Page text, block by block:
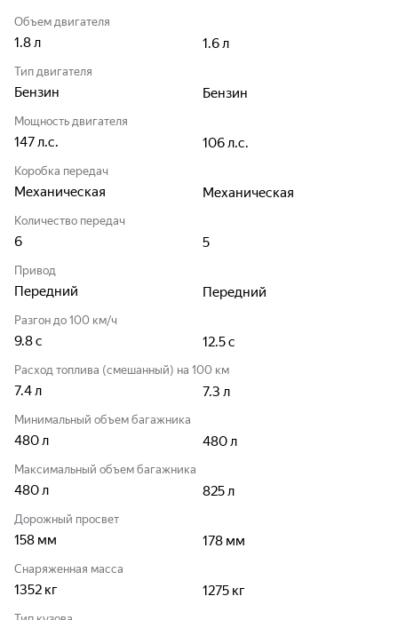
Объем двигателя
1.8л 1.6л
Тип двигателя
Бензин Бензин
Мощность двигателя
147л.с. 106л.с.
Коробка передач
Механическая Механическая
Количество передач
6 5
Привод
Передний Передний
Разгон до 100 км/ч
9.8с 12.5с
Расход топлива (смешанный) на 100 км
7.4л 7.3 л
Минимальный объем багажника
480л 480л
Максимальный объем багажника
480л 825л
Дорожный просвет
158 мм 178 мм
Снаряженная масса
1352 кг 1275 кг